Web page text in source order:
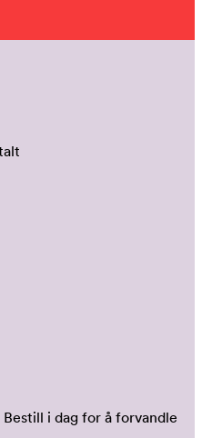
Bestill i dag for å forvandle